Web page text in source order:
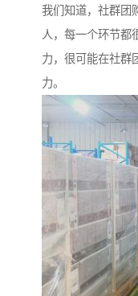
我们知道，社群团
人，每一个环节都
力，很可能在社群
力。